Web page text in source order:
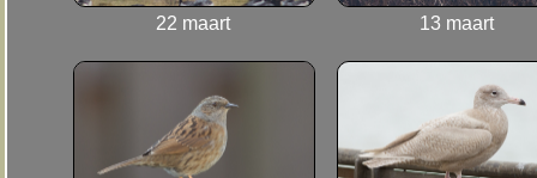
22 maart 13 maart